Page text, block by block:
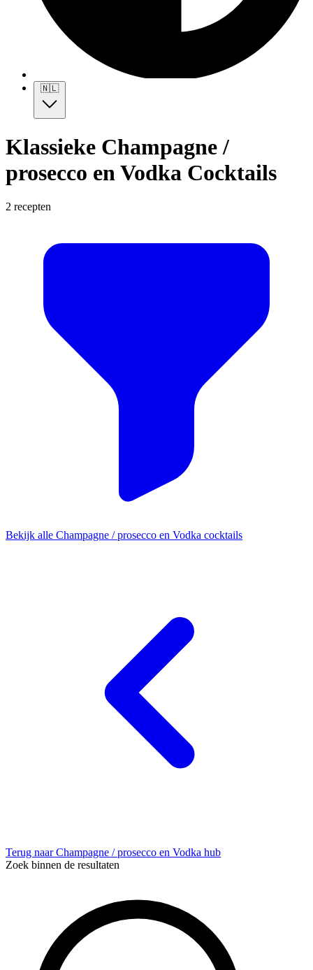
🇳🇱
Klassieke Champagne /
prosecco en Vodka Cocktails
2 recepten
Bekijk alle Champagne / prosecco en Vodka cocktails
Terug naar Champagne / prosecco en Vodka hub
Zoek binnen de resultaten